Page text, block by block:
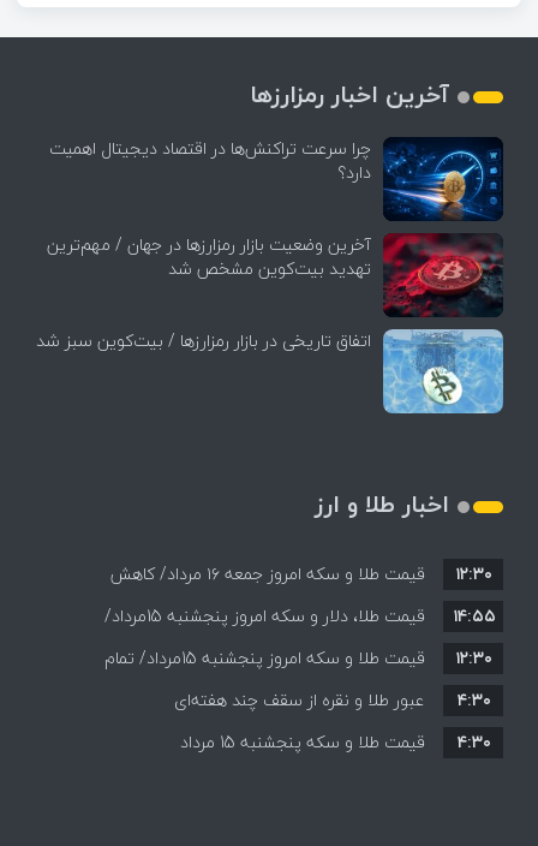
آخرین اخبار رمزارزها
چرا سرعت تراکنش‌ها در اقتصاد دیجیتال اهمیت
دارد؟
آخرین وضعیت بازار رمزارزها در جهان / مهم‌ترین
تهدید بیت‌کوین مشخص شد
اتفاق تاریخی در بازار رمزارزها / بیت‌کوین سبز شد
اخبار طلا و ارز
قیمت طلا و سکه امروز جمعه ۱۶ مرداد/ کاهش
قیمت ها+ جدول و جزییات
۱۲:۳۰
قیمت طلا، دلار و سکه امروز پنجشنبه 15مرداد/
افزایش قیمت ها + جدول
۱۴:۵۵
قیمت طلا و سکه امروز پنجشنبه 15مرداد/ تمام
قیمت ها بر مدار افزایش + جدول
۱۲:۳۰
عبور طلا و نقره از سقف چند هفته‌ای
۴:۳۰
قیمت طلا و سکه پنجشنبه 15 مرداد
۴:۳۰